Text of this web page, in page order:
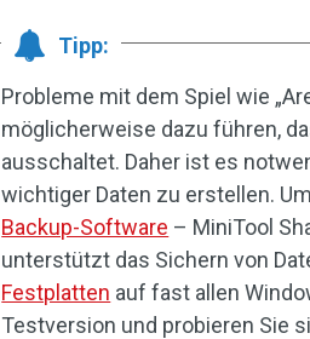
Tipp:
Probleme mit dem Spiel wie
möglicherweise dazu führen,
ausschaltet. Daher ist es
wichtiger Daten zu erstellen.
Backup-Software – MiniTool
unterstützt das Sichern von
Festplatten auf fast allen
Testversion und probieren Sie